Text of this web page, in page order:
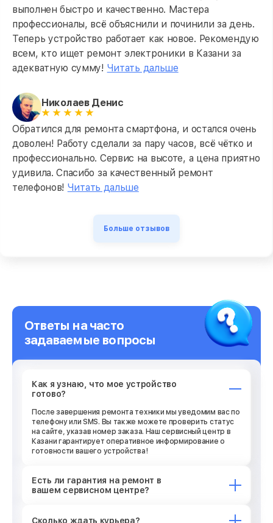
выполнен быстро и качественно. Мастера
профессионалы, всё объяснили и починили за день.
Теперь устройство работает как новое. Рекомендую
всем, кто ищет ремонт электроники в Казани за
адекватную сумму! Читать дальше
Николаев Денис
Обратился для ремонта смартфона, и остался очень
доволен! Работу сделали за пару часов, всё чётко и
профессионально. Сервис на высоте, а цена приятно
удивила. Спасибо за качественный ремонт
телефонов! Читать дальше
Больше отзывов
Ответы на часто
задаваемые вопросы
Как я узнаю, что мое устройство
готово?
После завершения ремонта техники мы уведомим вас по
телефону или SMS. Вы также можете проверить статус
на сайте, указав номер заказа. Наш сервисный центр в
Казани гарантирует оперативное информирование о
готовности вашего устройства!
Есть ли гарантия на ремонт в
вашем сервисном центре?
Сколько ждать курьера?